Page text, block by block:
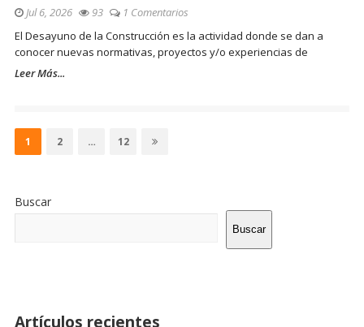
Jul 6, 2026 93
1 Comentarios
El Desayuno de la Construcción es la actividad donde se dan a
conocer nuevas normativas, proyectos y/o experiencias de
Leer Más...
de
entradas
Página
1 Página
2 … Página
12
La
Lateral
Buscar
Buscar
Artículos recientes